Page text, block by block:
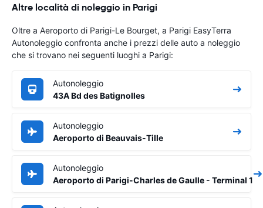
Altre località di noleggio in Parigi
Oltre a Aeroporto di Parigi-Le Bourget, a Parigi EasyTerra
Autonoleggio confronta anche i prezzi delle auto a noleggio
che si trovano nei seguenti luoghi a Parigi:
Autonoleggio
43A Bd des Batignolles
Autonoleggio
Aeroporto di Beauvais-Tille
Autonoleggio
Aeroporto di Parigi-Charles de Gaulle - Terminal 1